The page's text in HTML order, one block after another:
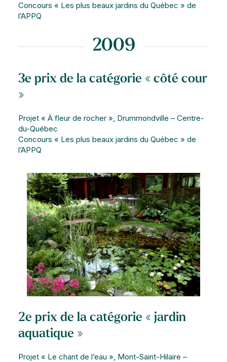
Concours « Les plus beaux jardins du Québec » de
l’APPQ
2009
3e prix de la catégorie « côté cour
»
Projet « À fleur de rocher », Drummondville – Centre-
du-Québec
Concours « Les plus beaux jardins du Québec » de
l’APPQ
2e prix de la catégorie « jardin
aquatique »
Projet « Le chant de l’eau », Mont-Saint-Hilaire –